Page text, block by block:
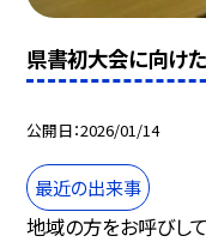
県書初大会に向け
公開日 2026/01/14
最近の出来事
地域の方をお呼びし